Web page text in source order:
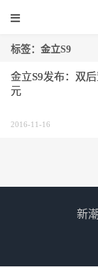
标签：金立S9
金立S9发布：双
元
2016-11-16
新